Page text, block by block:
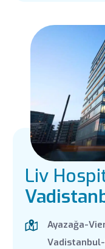
Liv
Ayazağa-